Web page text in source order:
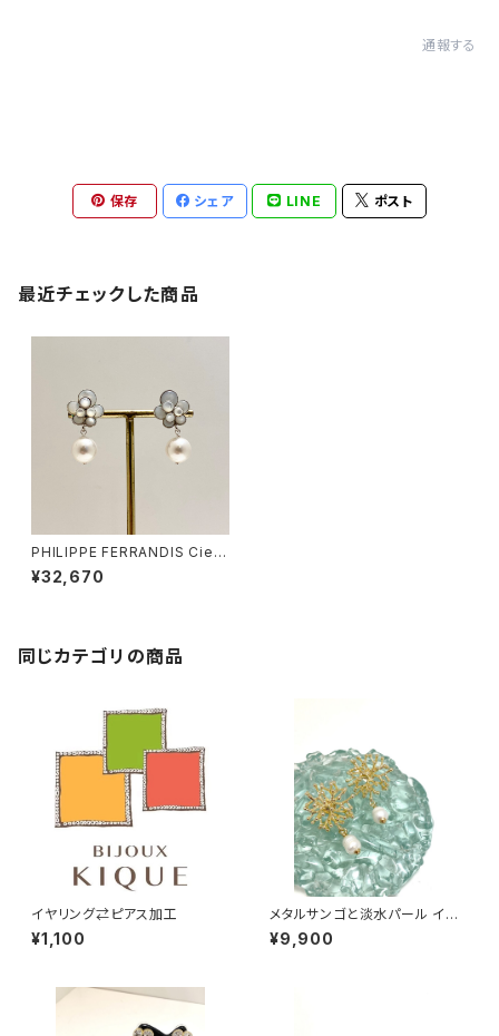
通報する
保存 シェア LINE ポスト
最近チェックした商品
PHILIPPE FERRANDIS Cielo
ピアス
¥32,670
同じカテゴリの商品
イヤリング⇄ピアス加工
¥1,100
メタルサンゴと淡水パール イヤ
リング・ピアス
¥9,900